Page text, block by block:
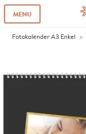
MENU
Fotokalender A3 Enkel